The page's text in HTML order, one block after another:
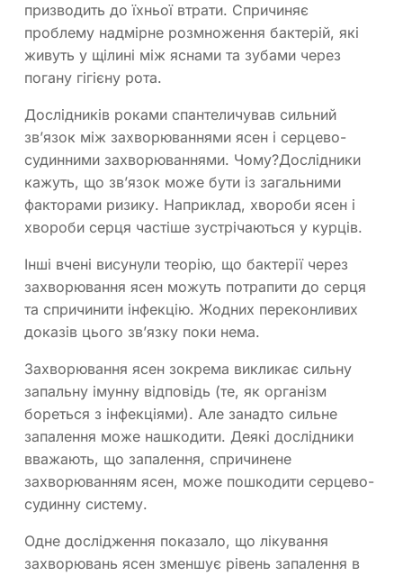
призводить до їхньої втрати. Спричиняє
проблему надмірне розмноження бактерій, які
живуть у щілині між яснами та зубами через
погану гігієну рота.
Дослідників роками спантеличував сильний
зв’язок між захворюваннями ясен і серцево-
судинними захворюваннями. Чому?Дослідники
кажуть, що зв’язок може бути із загальними
факторами ризику. Наприклад, хвороби ясен і
хвороби серця частіше зустрічаються у курців.
Інші вчені висунули теорію, що бактерії через
захворювання ясен можуть потрапити до серця
та спричинити інфекцію. Жодних переконливих
доказів цього зв’язку поки нема.
Захворювання ясен зокрема викликає сильну
запальну імунну відповідь (те, як організм
бореться з інфекціями). Але занадто сильне
запалення може нашкодити. Деякі дослідники
вважають, що запалення, спричинене
захворюванням ясен, може пошкодити серцево-
судинну систему.
Одне дослідження показало, що лікування
захворювань ясен зменшує рівень запалення в